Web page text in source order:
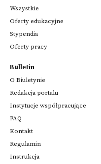
Wszystkie
Oferty edukacyjne
Stypendia
Oferty pracy
Bulletin
O Biuletynie
Redakcja portalu
Instytucje współpracujące
FAQ
Kontakt
Regulamin
Instrukcja